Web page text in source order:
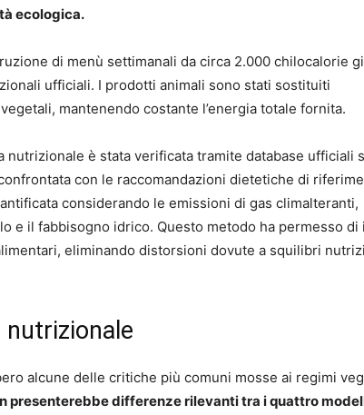
ecologica.
di menù settimanali da circa 2.000 chilocalorie
ufficiali. I prodotti animali sono stati sostituiti
mantenendo costante l’energia totale fornita.
nutrizionale è stata verificata tramite database ufficiali
con le raccomandazioni dietetiche di
considerando le emissioni di gas climalteranti,
e il fabbisogno idrico. Questo metodo ha permesso di
eliminando distorsioni dovute a squilibri
alcune delle critiche più comuni mosse ai regimi
presenterebbe differenze rilevanti tra i quattro